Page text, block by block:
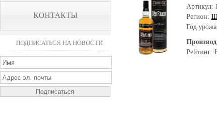
КОНТАКТЫ
ПОДПИСАТЬСЯ НА НОВОСТИ
Артикул:
Регион:
Год
Рейтинг: